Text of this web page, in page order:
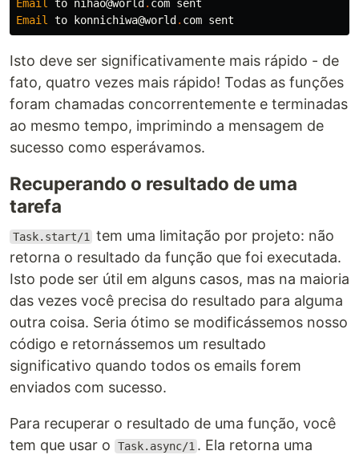
Email
to nihao@world . com sent
Email
to konnichiwa@world . com sent
Isto deve ser significativamente mais rápido - de
fato, quatro vezes mais rápido! Todas as funções
foram chamadas concorrentemente e terminadas
ao mesmo tempo, imprimindo a mensagem de
sucesso como esperávamos.
Recuperando o resultado de uma
tarefa
Task.start/1
tem uma limitação por projeto: não
retorna o resultado da função que foi executada.
Isto pode ser útil em alguns casos, mas na maioria
das vezes você precisa do resultado para alguma
outra coisa. Seria ótimo se modificássemos nosso
código e retornássemos um resultado
significativo quando todos os emails forem
enviados com sucesso.
Para recuperar o resultado de uma função, você
tem que usar o
Task.async/1 . Ela retorna uma